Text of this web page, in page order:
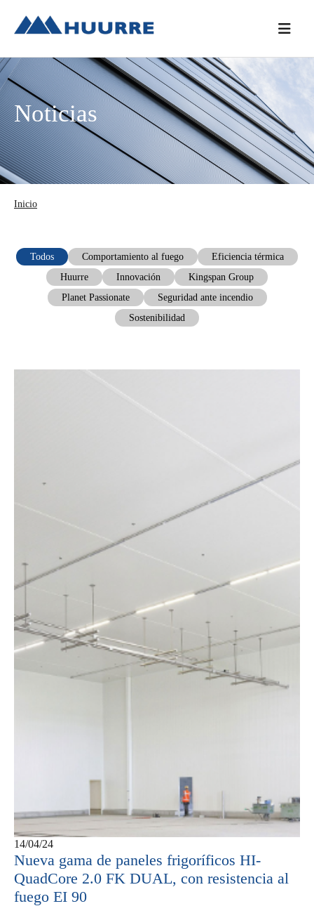
navegación
principal
principal
barra
lateral
principal
Noticias
Inicio
Todos Comportamiento al fuego
Eficiencia térmica
Huurre
Innovación
Kingspan Group
Planet Passionate
Seguridad ante incendio
Sostenibilidad
14/04/24
Nueva gama de paneles frigoríficos HI-
QuadCore 2.0 FK DUAL, con resistencia al
fuego EI 90